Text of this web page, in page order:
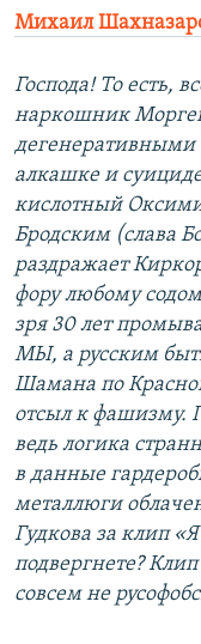
Михаил
Господа! То есть,
наркошник
дегенеративными
алкашке и
кислотный
Бродским (слава
раздражает
фору любому
зря 30 лет
МЫ, а русским
Шамана по
отсыл к фашизму.
ведь логика
в данные
металлюги
Гудкова за клип
подвергнете?
совсем не